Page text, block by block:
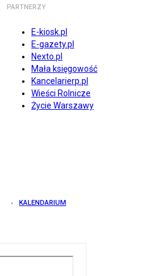
PARTNERZY
E-kiosk.pl
E-gazety.pl
Nexto.pl
Mała księgowość
Kancelarierp.pl
Wieści Rolnicze
Życie Warszawy
KALENDARIUM